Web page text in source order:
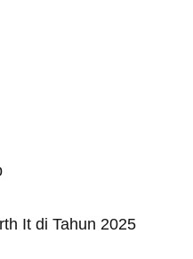
It di Tahun 2025